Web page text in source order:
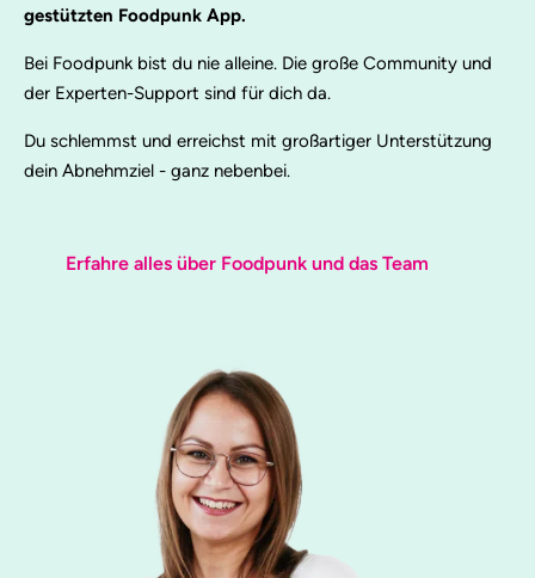
gestützten Foodpunk App.
Bei Foodpunk bist du nie alleine. Die große Community und
der Experten-Support sind für dich da.
Du schlemmst und erreichst mit großartiger Unterstützung
dein Abnehmziel - ganz nebenbei.
Erfahre alles über Foodpunk und das Team